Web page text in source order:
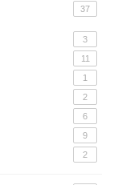
37
3
11
1
2
6
9
2